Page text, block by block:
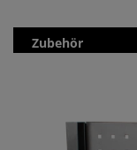
Zubehör